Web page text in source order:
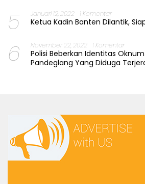
5 Januari 12, 2022 1 Komentar
Ketua Kadin Banten Dilantik,
6 November 22, 2022 1 Komentar
Polisi Beberkan Identitas
Pandeglang Yang Diduga